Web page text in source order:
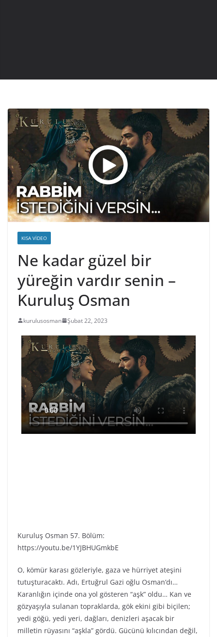
KISA VIDEO
Ne kadar güzel bir
yüreğin vardır senin –
Kuruluş Osman
kurulusosman Şubat 22, 2023
Kuruluş Osman 57. Bölüm:
https://youtu.be/1YJBHUGmkbE
O, kömür karası gözleriyle, gaza ve hürriyet ateşini
tutuşturacaktı. Adı, Ertuğrul Gazi oğlu Osman’dı…
Karanlığın içinde ona yol gösteren “aşk” oldu… Kan ve
gözyaşıyla sulanan topraklarda, gök ekini gibi biçilen;
yedi göğü, yedi yeri, dağları, denizleri aşacak bir
milletin rüyasını “aşkla” gördü. Gücünü kılıcından değil,